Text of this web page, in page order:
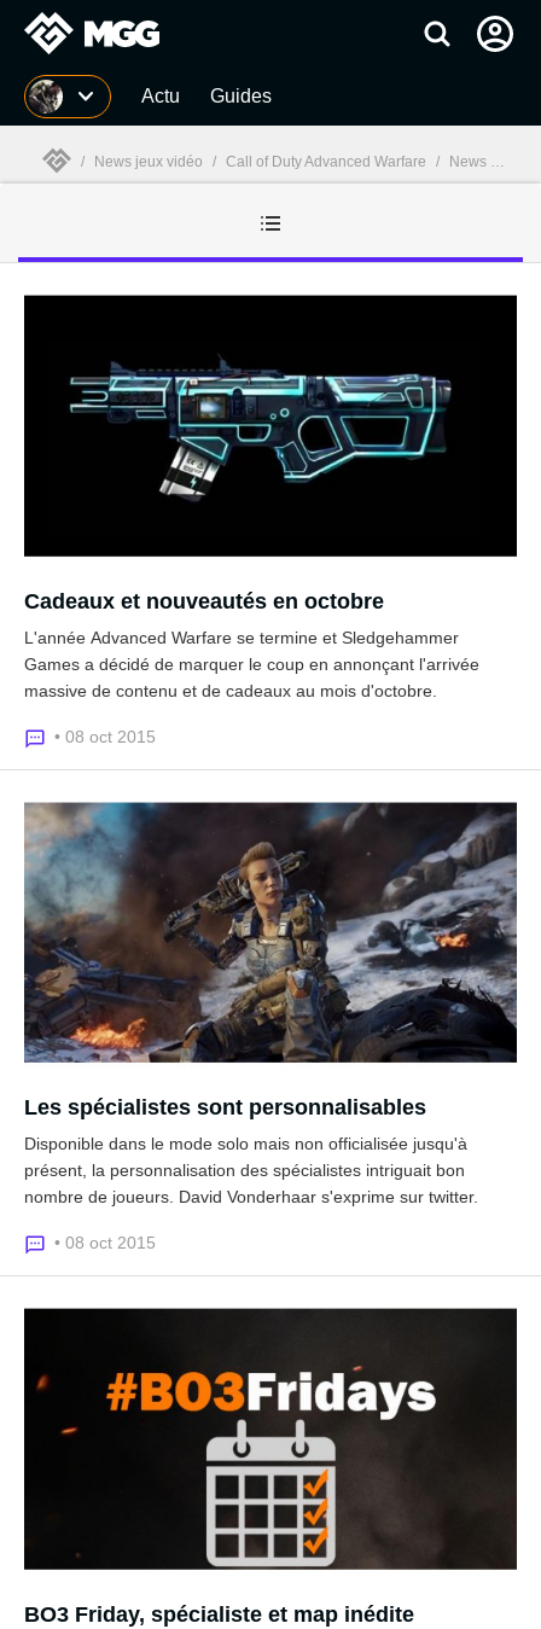
MGG Actu Guides
/ News jeux vidéo / Call of Duty Advanced Warfare / News Call of Duty Advanced Warfare
Cadeaux et nouveautés en octobre
L'année Advanced Warfare se termine et Sledgehammer
Games a décidé de marquer le coup en annonçant l'arrivée
massive de contenu et de cadeaux au mois d'octobre.
• 08 oct 2015
Les spécialistes sont personnalisables
Disponible dans le mode solo mais non officialisée jusqu'à
présent, la personnalisation des spécialistes intriguait bon
nombre de joueurs. David Vonderhaar s'exprime sur twitter.
• 08 oct 2015
BO3 Friday, spécialiste et map inédite